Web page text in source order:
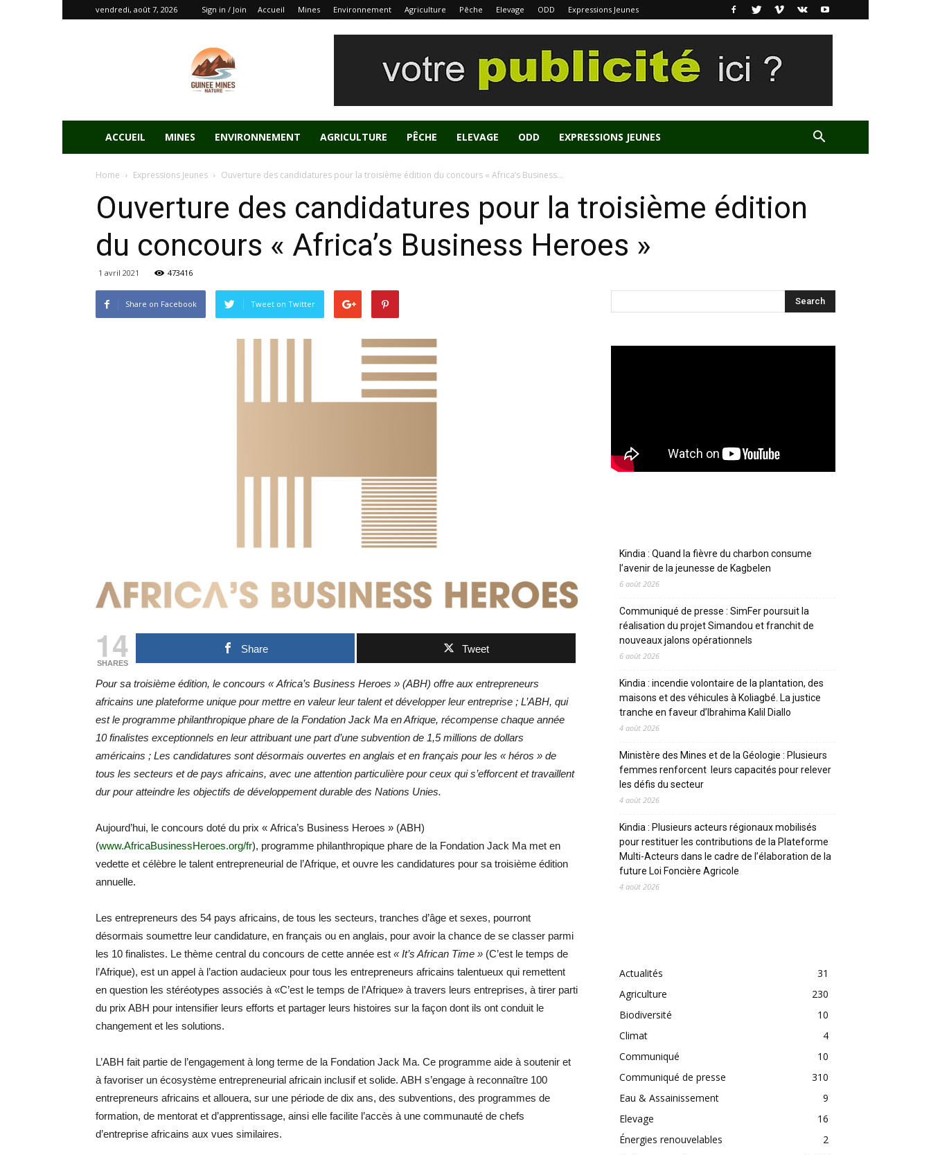
vendredi, août 7, 2026 Sign in / Join Accueil Mines Environnement Agriculture Pêche Elevage ODD Expressions Jeunes
ACCUEIL MINES ENVIRONNEMENT AGRICULTURE PÊCHE ELEVAGE ODD EXPRESSIONS JEUNES
Home Expressions Jeunes Ouverture des candidatures pour la troisième édition du concours « Africa’s Business...
Ouverture des candidatures pour la troisième édition
du concours « Africa’s Business Heroes »
1 avril 2021 473416
Share on Facebook Tweet on Twitter
14
SHARES
Share Tweet
Pour sa troisième édition, le concours « Africa’s Business Heroes » (ABH) offre aux entrepreneurs
africains une plateforme unique pour mettre en valeur leur talent et développer leur entreprise ; L’ABH, qui
est le programme philanthropique phare de la Fondation Jack Ma en Afrique, récompense chaque année
10 finalistes exceptionnels en leur attribuant une part d’une subvention de 1,5 millions de dollars
américains ; Les candidatures sont désormais ouvertes en anglais et en français pour les « héros » de
tous les secteurs et de pays africains, avec une attention particulière pour ceux qui s’efforcent et travaillent
dur pour atteindre les objectifs de développement durable des Nations Unies.
Aujourd’hui, le concours doté du prix « Africa’s Business Heroes » (ABH)
(www.AfricaBusinessHeroes.org/fr), programme philanthropique phare de la Fondation Jack Ma met en
vedette et célèbre le talent entrepreneurial de l’Afrique, et ouvre les candidatures pour sa troisième édition
annuelle.
Les entrepreneurs des 54 pays africains, de tous les secteurs, tranches d’âge et sexes, pourront
désormais soumettre leur candidature, en français ou en anglais, pour avoir la chance de se classer parmi
les 10 finalistes. Le thème central du concours de cette année est « It’s African Time » (C’est le temps de
l’Afrique), est un appel à l’action audacieux pour tous les entrepreneurs africains talentueux qui remettent
en question les stéréotypes associés à «C’est le temps de l’Afrique» à travers leurs entreprises, à tirer parti
du prix ABH pour intensifier leurs efforts et partager leurs histoires sur la façon dont ils ont conduit le
changement et les solutions.
L’ABH fait partie de l’engagement à long terme de la Fondation Jack Ma. Ce programme aide à soutenir et
à favoriser un écosystème entrepreneurial africain inclusif et solide. ABH s’engage à reconnaître 100
entrepreneurs africains et allouera, sur une période de dix ans, des subventions, des programmes de
formation, de mentorat et d’apprentissage, ainsi elle facilite l’accès à une communauté de chefs
d’entreprise africains aux vues similaires.
Kindia : Quand la fièvre du charbon consume
l’avenir de la jeunesse de Kagbelen
6 août 2026
Communiqué de presse : SimFer poursuit la
réalisation du projet Simandou et franchit de
nouveaux jalons opérationnels
6 août 2026
Kindia : incendie volontaire de la plantation, des
maisons et des véhicules à Koliagbé. La justice
tranche en faveur d’Ibrahima Kalil Diallo
4 août 2026
Ministère des Mines et de la Géologie : Plusieurs
femmes renforcent leurs capacités pour relever
les défis du secteur
4 août 2026
Kindia : Plusieurs acteurs régionaux mobilisés
pour restituer les contributions de la Plateforme
Multi-Acteurs dans le cadre de l’élaboration de la
future Loi Foncière Agricole
4 août 2026
Actualités
31
Agriculture
230
Biodiversité
10
Climat
4
Communiqué
10
Communiqué de presse
310
Eau & Assainissement
9
Elevage
16
Énergies renouvelables
2